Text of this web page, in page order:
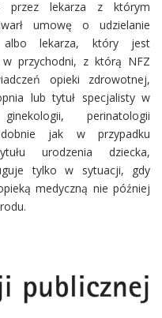
przez lekarza z którym
umowę o udzielanie
albo lekarza, który jest
przychodni, z którą NFZ
opieki zdrowotnej,
lub tytuł specjalisty w
perinatologii
jak w przypadku
urodzenia dziecka,
tylko w sytuacji, gdy
medyczną nie później